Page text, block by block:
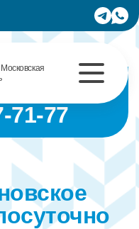
71-77